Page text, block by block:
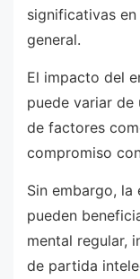
significativas
general.
El impacto del
puede variar de
de factores
compromiso
Sin embargo,
pueden
mental regular,
de partida